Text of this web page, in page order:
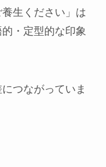
生ください」は
・定型的な印象
つながっていま